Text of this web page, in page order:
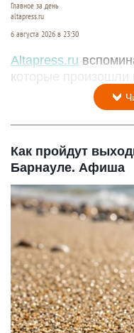
Главное за день
altapress.ru
6 августа 2026 в 23:30
Altapress.ru
которые произошли
Как пройдут
Барнауле. Афиша